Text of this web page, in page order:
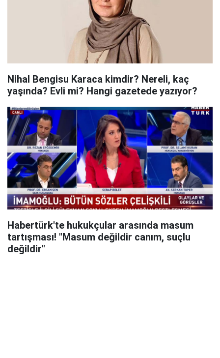
Nihal Bengisu Karaca kimdir? Nereli, kaç
yaşında? Evli mi? Hangi gazetede yazıyor?
Habertürk'te hukukçular arasında masum
tartışması! "Masum değildir canım, suçlu
değildir"